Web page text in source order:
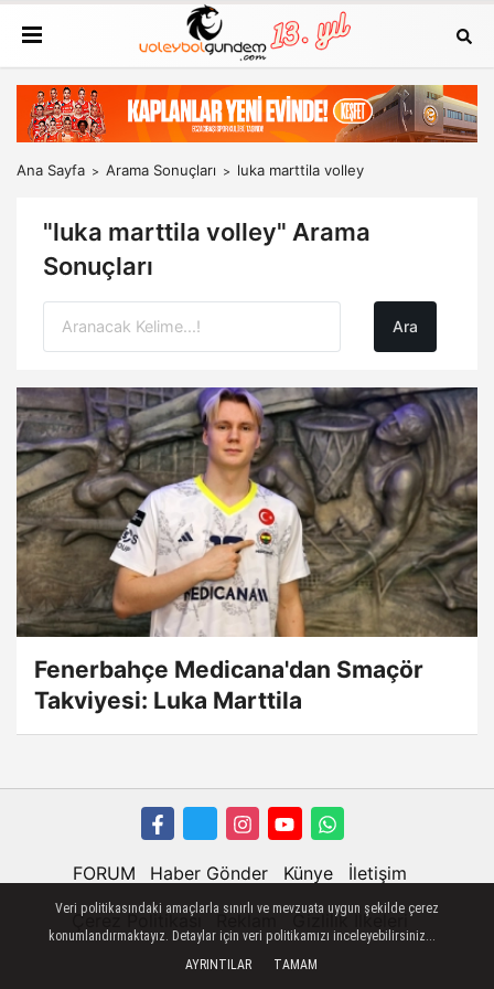
Ana Sayfa Arama Sonuçları luka marttila volley
"luka marttila volley" Arama
Sonuçları
Fenerbahçe Medicana'dan Smaçör
Takviyesi: Luka Marttila
FORUM Haber Gönder Künye İletişim
Çerez Politikası Reklam Gizlilik İlkeleri
Veri politikasındaki amaçlarla sınırlı ve mevzuata uygun şekilde çerez
konumlandırmaktayız. Detaylar için veri politikamızı inceleyebilirsiniz...
AYRINTILAR
TAMAM